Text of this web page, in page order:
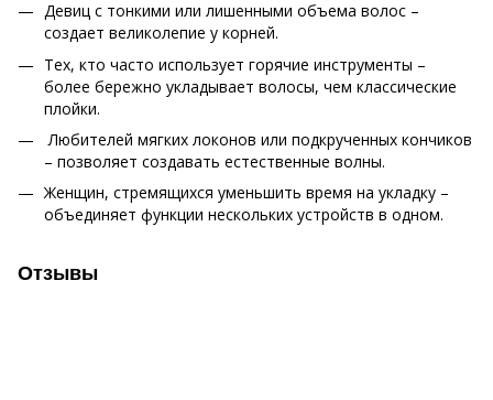
Девиц с тонкими или лишенными объема волос –
создает великолепие у корней.
Тех, кто часто использует горячие инструменты –
более бережно укладывает волосы, чем классические
плойки.
Любителей мягких локонов или подкрученных кончиков
– позволяет создавать естественные волны.
Женщин, стремящихся уменьшить время на укладку –
объединяет функции нескольких устройств в одном.
Отзывы